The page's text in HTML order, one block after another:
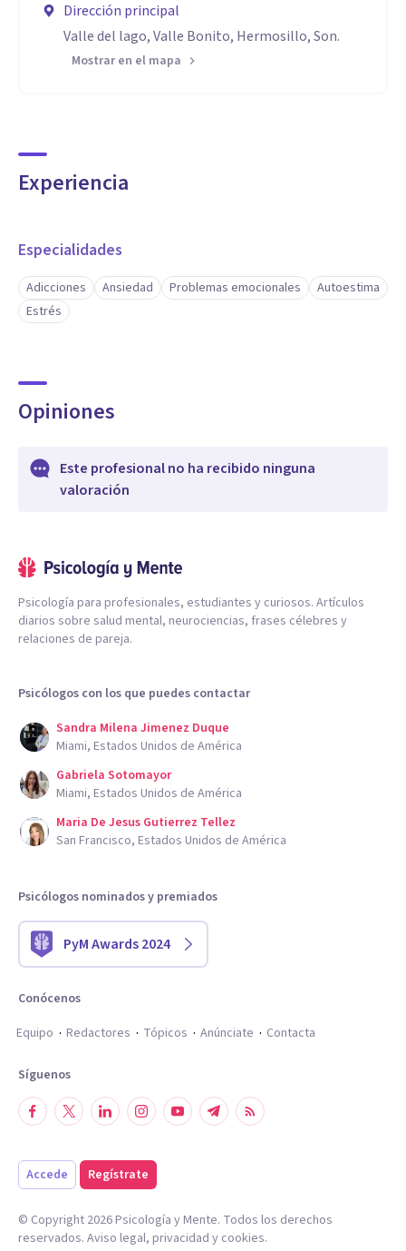
Dirección principal
Valle del lago, Valle Bonito, Hermosillo, Son.
Mostrar en el mapa
Experiencia
Especialidades
Adicciones Ansiedad Problemas emocionales
Autoestima
Estrés
Opiniones
Este profesional no ha recibido ninguna
valoración
Psicología para profesionales, estudiantes y curiosos. Artículos
diarios sobre salud mental, neurociencias, frases célebres y
relaciones de pareja.
Psicólogos con los que puedes contactar
Sandra Milena Jimenez Duque
Miami, Estados Unidos de América
Gabriela Sotomayor
Miami, Estados Unidos de América
Maria De Jesus Gutierrez Tellez
San Francisco, Estados Unidos de América
Psicólogos nominados y premiados
PyM Awards 2024
Conócenos
Equipo
Redactores Tópicos Anúnciate Contacta
Síguenos
Accede Regístrate
© Copyright 2026Psicología y Mente. Todos los derechos
reservados. Aviso legal, privacidad y cookies.